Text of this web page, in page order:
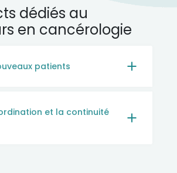
dédiés au
en cancérologie
patients
et la continuité